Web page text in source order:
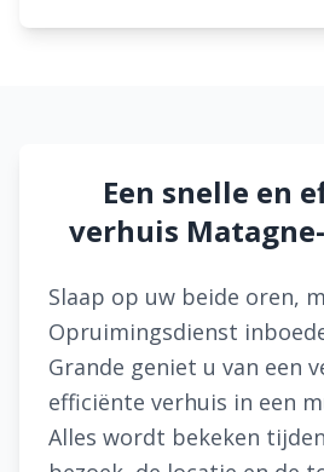
Een snelle en
verhuis
Slaap op uw beide oren,
Opruimingsdienst
Grande geniet u van een
efficiënte verhuis in een
Alles wordt bekeken